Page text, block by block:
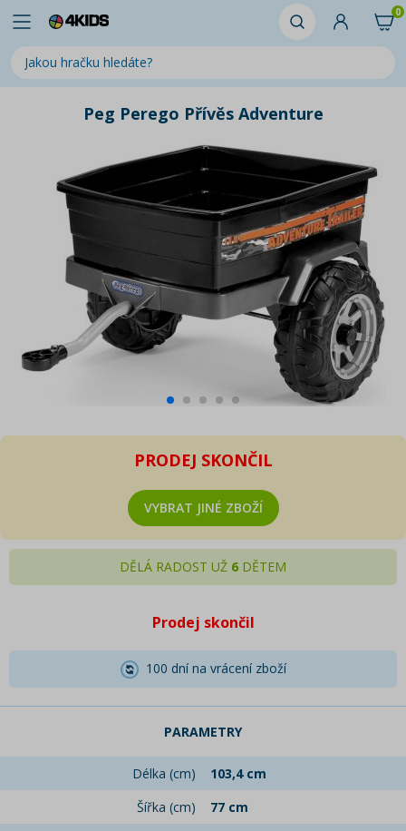
0
Peg Perego Přívěs Adventure
PRODEJ SKONČIL
VYBRAT JINÉ ZBOŽÍ
DĚLÁ RADOST UŽ 6 DĚTEM
Prodej skončil
100 dní na vrácení zboží
PARAMETRY
Délka (cm)
103,4 cm
Šířka (cm)
77 cm